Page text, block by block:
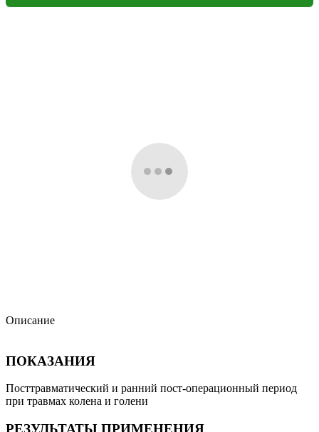
Описание
ПОКАЗАНИЯ
Посттравматический и ранний пост-операционный период
при травмах колена и голени
РЕЗУЛЬТАТЫ ПРИМЕНЕНИЯ